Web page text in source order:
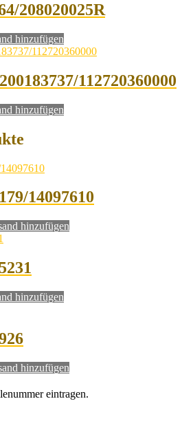
208020025R
hinzufügen
112720360000
hinzufügen
14097610
hinzufügen
hinzufügen
hinzufügen
eintragen.